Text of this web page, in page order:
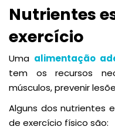
Nutrientes
exercício
Uma alimentação
tem os recursos
músculos, prevenir
Alguns dos nutrientes
de exercício físico são: